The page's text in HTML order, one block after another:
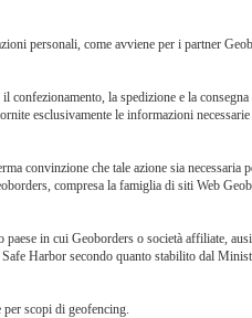
personali, come avviene per i partner
la spedizione e la
esclusivamente le informazioni
convinzione che tale azione sia
compresa la famiglia di siti Web
in cui Geoborders o società affiliate,
Harbor secondo quanto stabilito dal
scopi di geofencing.